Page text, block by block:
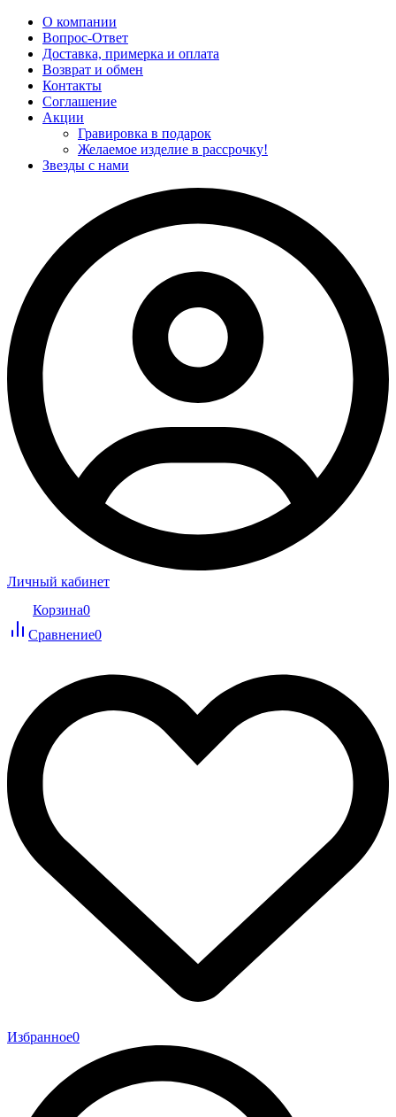
О компании
Вопрос-Ответ
Доставка, примерка и оплата
Возврат и обмен
Контакты
Соглашение
Акции
Гравировка в подарок
Желаемое изделие в рассрочку!
Звезды с нами
Личный кабинет
Корзина0
Сравнение0
Избранное0